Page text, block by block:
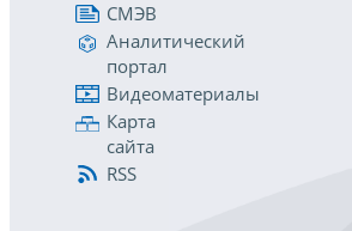
СМЭВ
Аналитический
портал
Видеоматериалы
Карта
сайта
RSS